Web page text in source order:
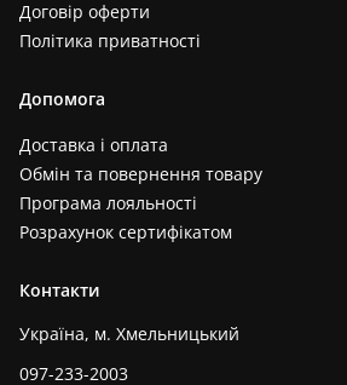
Договір оферти
Політика приватності
Допомога
Доставка і оплата
Обмін та повернення товару
Програма лояльності
Розрахунок сертифікатом
Контакти
Україна, м. Хмельницький
097-233-2003